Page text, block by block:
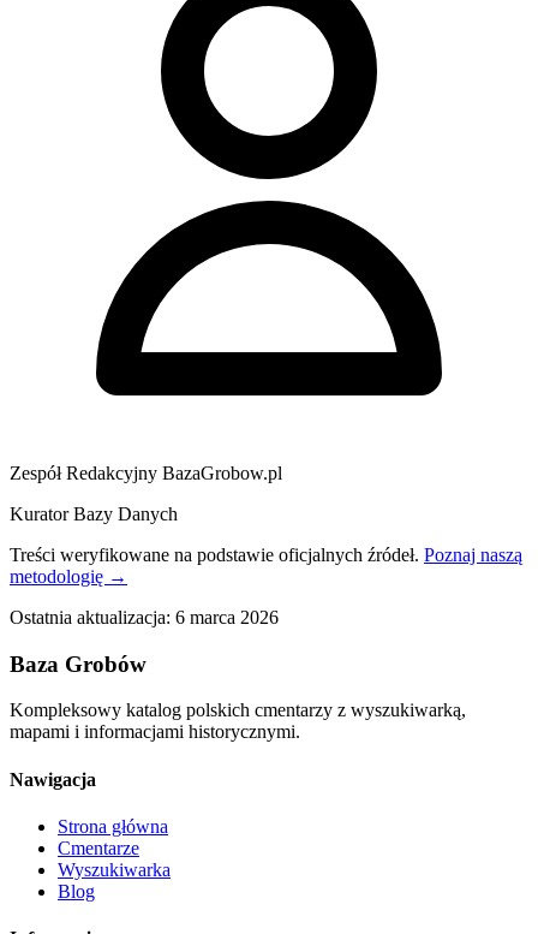
Zespół Redakcyjny BazaGrobow.pl
Kurator Bazy Danych
Treści weryfikowane na podstawie oficjalnych źródeł. Poznaj naszą
metodologię →
Ostatnia aktualizacja: 6 marca 2026
Baza Grobów
Kompleksowy katalog polskich cmentarzy z wyszukiwarką,
mapami i informacjami historycznymi.
Nawigacja
Strona główna
Cmentarze
Wyszukiwarka
Blog